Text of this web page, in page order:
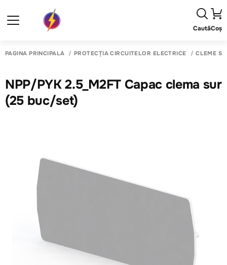
CautăCoș
PAGINA PRINCIPALĂ PROTECȚIA CIRCUITELOR ELECTRICE CLEME SI
NPP/PYK 2.5_M2FT Capac clema sur
(25 buc/set)